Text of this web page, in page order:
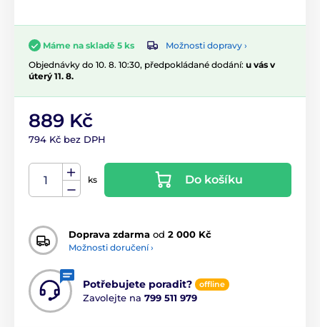
Máme na skladě 5 ks
Možnosti dopravy ›
Objednávky do 10. 8. 10:30, předpokládané dodání: u vás v
úterý 11. 8.
889 Kč
794 Kč bez DPH
ks Do košíku
Doprava zdarma od 2 000 Kč
Možnosti doručení ›
Potřebujete poradit? offline
Zavolejte na 799 511 979